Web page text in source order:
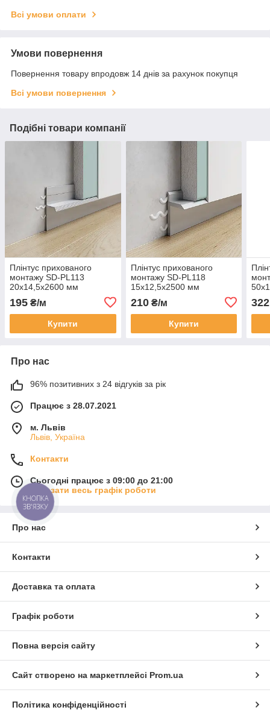
Всі умови оплати
Умови повернення
Повернення товару впродовж 14 днів за рахунок покупця
Всі умови повернення
Подібні товари компанії
Плінтус прихованого
монтажу SD-PL113
20х14,5х2600 мм
195 ₴/м
Купити
Плінтус прихованого
монтажу SD-PL118
15x12,5x2500 мм
210₴/м
Купити
322
Про нас
96% позитивних з 24 відгуків за рік
Працює з 28.07.2021
м. Львів
Львів, Україна
Контакти
Сьогодні працює з 09:00 до 21:00
Показати весь графік роботи
Про нас
Контакти
Доставка та оплата
Графік роботи
Повна версія сайту
Сайт створено на маркетплейсі Prom.ua
Політика конфіденційності
КНОПКА
ЗВ'ЯЗКУ